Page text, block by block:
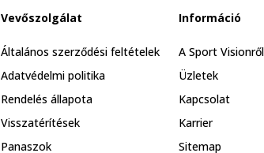
Vevőszolgálat
Általános szerződési feltételek
Adatvédelmi politika
Rendelés állapota
Visszatérítések
Panaszok
Információ
A Sport Visionről
Üzletek
Kapcsolat
Karrier
Sitemap